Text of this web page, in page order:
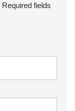
Required fields